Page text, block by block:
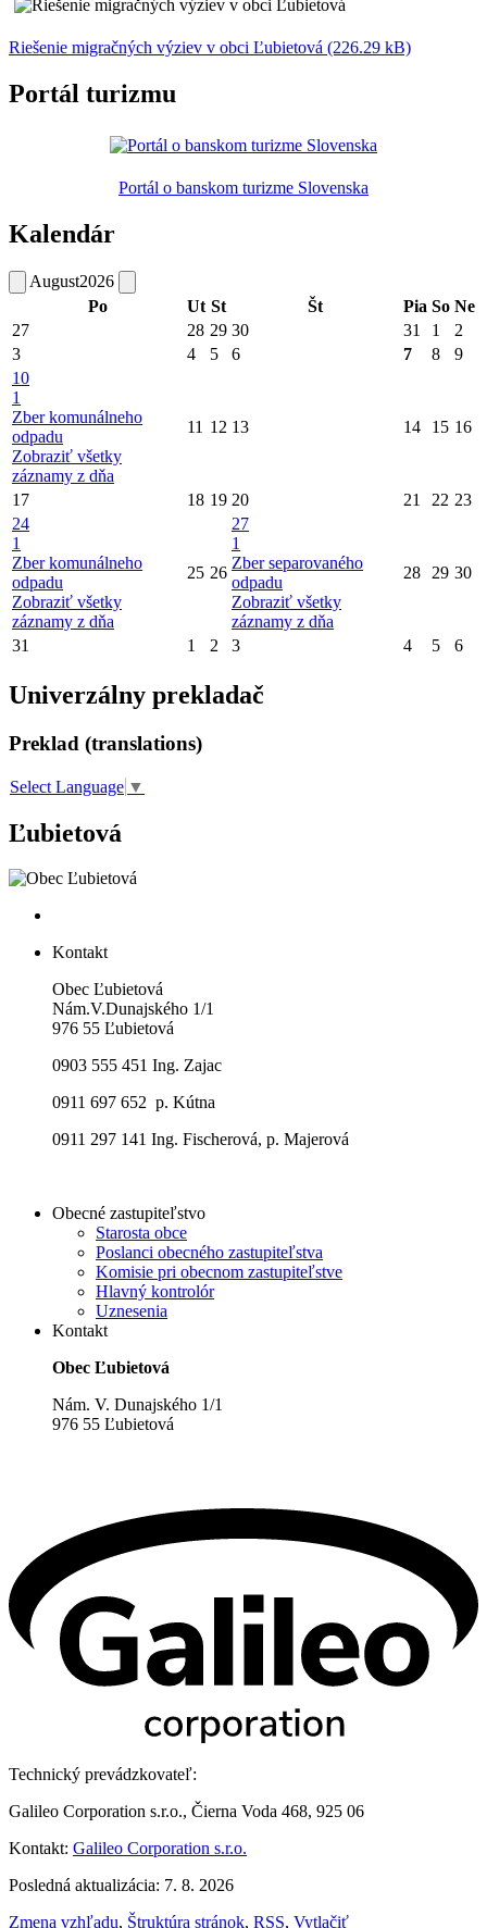
Riešenie migračných výziev v obci Ľubietová (226.29 kB)
Portál turizmu
Portál o banskom turizme Slovenska
Kalendár
August2026
Po
Ut St Št Pia So Ne
27
28 29 30 31 1
2
3
4 5 6 7 8
9
10
1
Zber komunálneho
odpadu
Zobraziť všetky
záznamy z dňa
11 12 13 14 15 16
17 18 19 20 21 22 23
24
1
Zber komunálneho
odpadu
Zobraziť všetky
záznamy z dňa
25 26
27
1
Zber separovaného
odpadu
Zobraziť všetky
záznamy z dňa
28 29 30
31 1 2 3 4 5 6
Univerzálny prekladač
Preklad (translations)
Select Language ▼
Ľubietová
Kontakt
Obec Ľubietová
Nám.V.Dunajského 1/1
976 55 Ľubietová
0903 555 451 Ing. Zajac
0911 697 652 p. Kútna
0911 297 141 Ing. Fischerová, p. Majerová
Obecné zastupiteľstvo
Starosta obce
Poslanci obecného zastupiteľstva
Komisie pri obecnom zastupiteľstve
Hlavný kontrolór
Uznesenia
Kontakt
Obec Ľubietová
Nám. V. Dunajského 1/1
976 55 Ľubietová
Technický prevádzkovateľ:
Galileo Corporation s.r.o., Čierna Voda 468, 925 06
Kontakt: Galileo Corporation s.r.o.
Posledná aktualizácia: 7. 8. 2026
Zmena vzhľadu, Štruktúra stránok, RSS, Vytlačiť